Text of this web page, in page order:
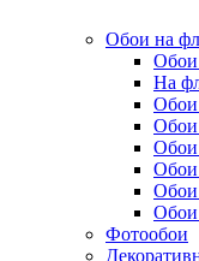
Обои на
Обои
На
Обои
Обои
Обои
Обои
Обои
Обои
Фотообои